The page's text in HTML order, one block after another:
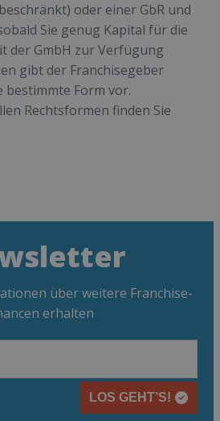
oder einer GbR und
Sie genug Kapital für die
der GmbH zur Verfügung
gibt der Franchisegeber
bestimmte Form vor.
Rechtsformen finden Sie
über weitere Franchise-
erhalten
LOS GEHT’S!